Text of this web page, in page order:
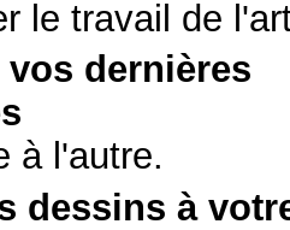
le travail de
vos dernières
à l'autre.
dessins à